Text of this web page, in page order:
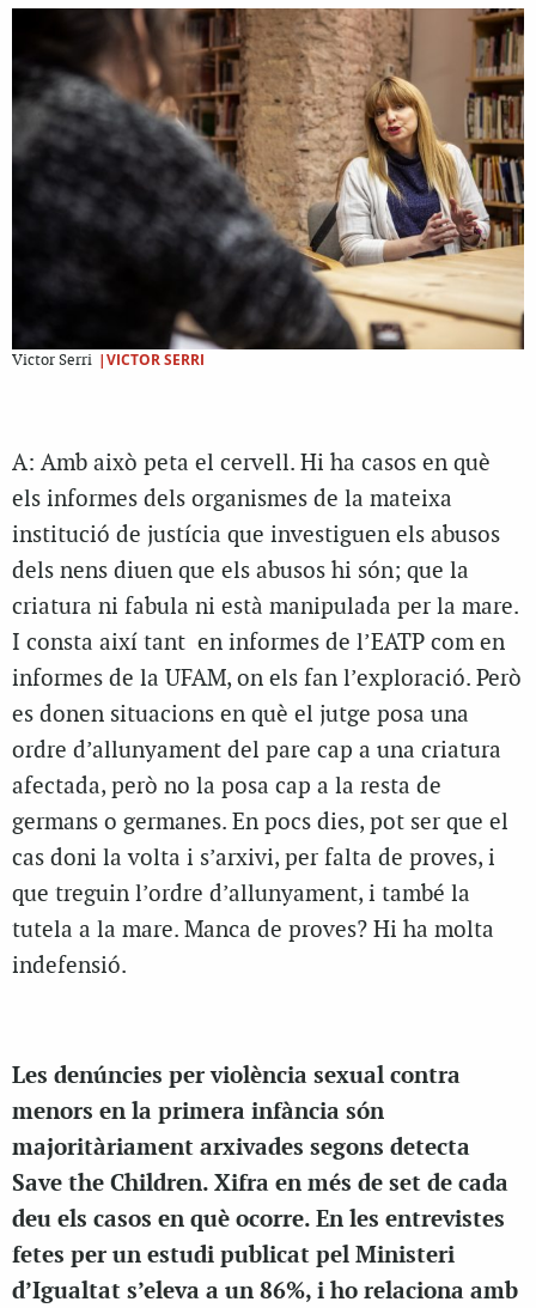
Victor Serri |VICTOR SERRI
A: Amb això peta el cervell. Hi ha casos en què
els informes dels organismes de la mateixa
institució de justícia que investiguen els abusos
dels nens diuen que els abusos hi són; que la
criatura ni fabula ni està manipulada per la mare.
I consta així tant en informes de l’EATP com en
informes de la UFAM, on els fan l’exploració. Però
es donen situacions en què el jutge posa una
ordre d’allunyament del pare cap a una criatura
afectada, però no la posa cap a la resta de
germans o germanes. En pocs dies, pot ser que el
cas doni la volta i s’arxivi, per falta de proves, i
que treguin l’ordre d’allunyament, i també la
tutela a la mare. Manca de proves? Hi ha molta
indefensió.
Les denúncies per violència sexual contra
menors en la primera infància són
majoritàriament arxivades segons detecta
Save the Children. Xifra en més de set de cada
deu els casos en què ocorre. En les entrevistes
fetes per un estudi publicat pel Ministeri
d’Igualtat s’eleva a un 86%, i ho relaciona amb